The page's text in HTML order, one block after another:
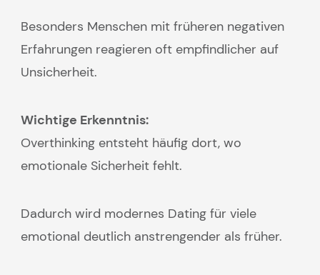
Besonders Menschen mit früheren negativen
Erfahrungen reagieren oft empfindlicher auf
Unsicherheit.
Wichtige Erkenntnis:
Overthinking entsteht häufig dort, wo
emotionale Sicherheit fehlt.
Dadurch wird modernes Dating für viele
emotional deutlich anstrengender als früher.